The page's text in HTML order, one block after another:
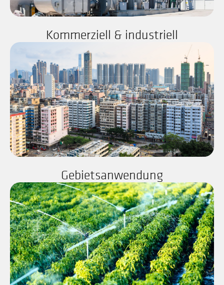
Kommerziell & industriell
Gebietsanwendung